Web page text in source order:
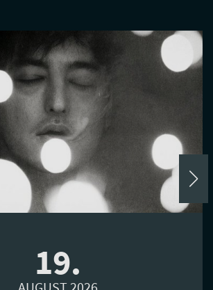
19.